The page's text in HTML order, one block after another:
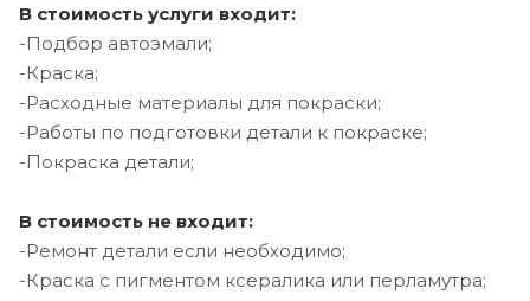
В стоимость услуги входит:
-Подбор автоэмали;
-Краска;
-Расходные материалы для покраски;
-Работы по подготовки детали к покраске;
-Покраска детали;
В стоимость не входит:
-Ремонт детали если необходимо;
-Краска с пигментом ксералика или перламутра;